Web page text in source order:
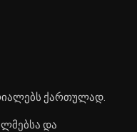
ქართულად.
და